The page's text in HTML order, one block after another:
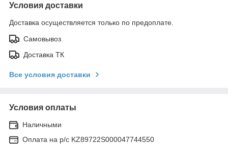
Условия доставки
Доставка осуществляется только по предоплате.
Самовывоз
Доставка ТК
Все условия доставки
Условия оплаты
Наличными
Оплата на р/с KZ89722S000047744550